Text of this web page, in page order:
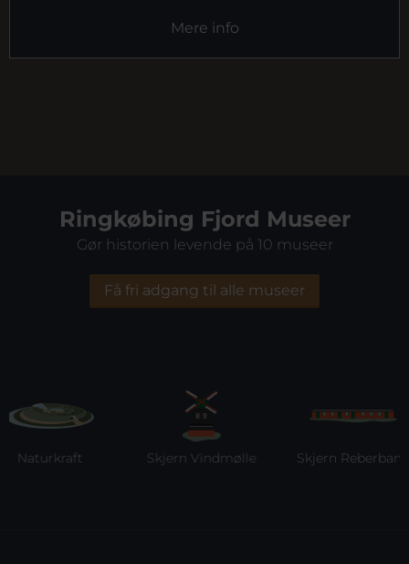
Mere info
Ringkøbing Fjord Museer
Gør historien levende på 10 museer
Få fri adgang til alle museer
Skjern Vindmølle Skjern Reberbane